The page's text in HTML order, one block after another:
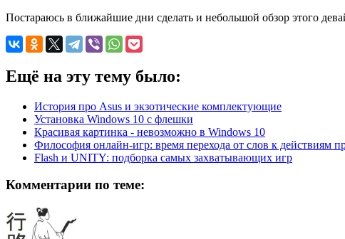
Постараюсь в ближайшие дни сделать и небольшой обзор этого
Ещё на эту тему было:
История про Asus и экзотические комплектующие
Установка Windows 10 с флешки
Красивая картинка - невозможно в Windows 10
Философия онлайн-игр: время перехода от слов к действиям
Flash и UNITY: подборка самых захватывающих игр
Комментарии по теме: